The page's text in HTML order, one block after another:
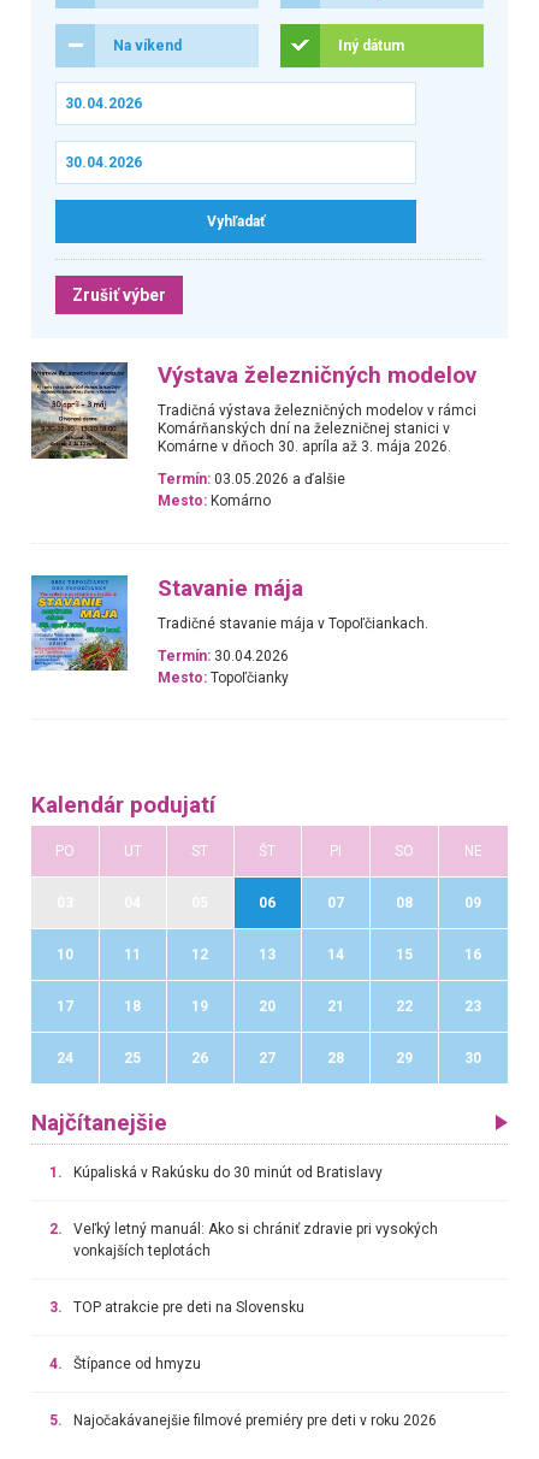
Na víkend Iný dátum
Zrušiť výber
Výstava železničných modelov
Tradičná výstava železničných modelov v rámci
Komárňanských dní na železničnej stanici v
Komárne v dňoch 30. apríla až 3. mája 2026.
Termín: 03.05.2026 a ďalšie
Mesto: Komárno
Stavanie mája
Tradičné stavanie mája v Topoľčiankach.
Termín: 30.04.2026
Mesto: Topoľčianky
Kalendár podujatí
PO UT ST ŠT PI SO NE
06 07 08 09
10 11 12 13 14 15 16
17 18 19 20 21 22 23
24 25 26 27 28 29 30
Najčítanejšie
1. Kúpaliská v Rakúsku do 30 minút od Bratislavy
2.
Veľký letný manuál: Ako si chrániť zdravie pri vysokých
vonkajších teplotách
3. TOP atrakcie pre deti na Slovensku
4. Štípance od hmyzu
5. Najočakávanejšie filmové premiéry pre deti v roku 2026